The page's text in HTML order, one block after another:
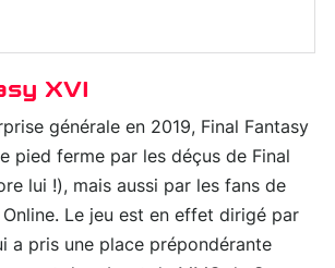
XVI
générale en 2019, Final Fantasy
pied ferme par les déçus de Final
lui !), mais aussi par les fans de
Online. Le jeu est en effet dirigé par
a pris une place prépondérante